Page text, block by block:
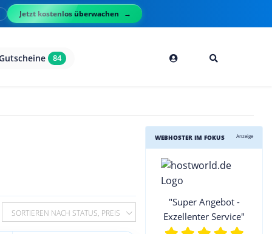
Jetzt kostenlos überwachen
84
SORTIEREN NACH STATUS, PREIS
WEBHOSTER IM FOKUS Anzeige
"Super Angebot -
Exzellenter Service"